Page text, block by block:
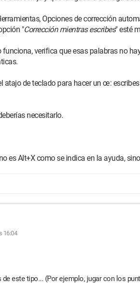
Opciones de corrección
"Corrección mientras escribes" esté
funciona, verifica que esas palabras no
atajo de teclado para hacer un œ:
necesitarlo.
es Alt+X como se indica en la ayuda,
16:04
este tipo... (Por ejemplo, jugar con los